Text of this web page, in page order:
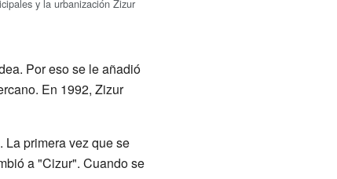
y la urbanización Zizur
Por eso se le añadió
En 1992, Zizur
primera vez que se
a "Cizur". Cuando se